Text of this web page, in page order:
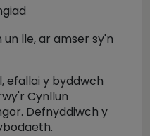
lle, ar amser sy'n
efallai y byddwch
Cynllun
Defnyddiwch y